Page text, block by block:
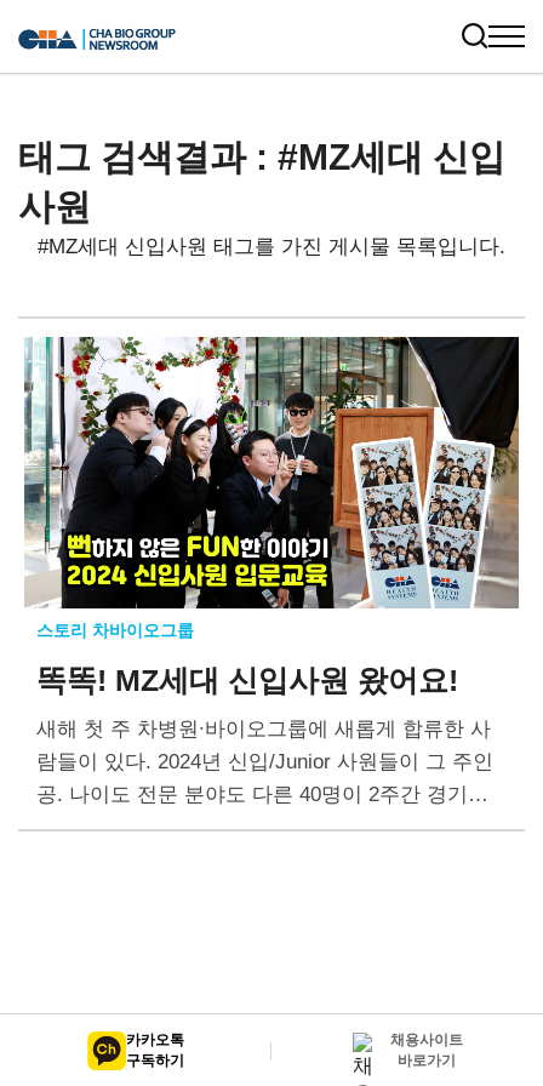
태그 검색결과 : #MZ세대 신입
사원
#MZ세대 신입사원 태그를 가진 게시물 목록입니다.
스토리 차바이오그룹
똑똑! MZ세대 신입사원 왔어요!
새해 첫 주 차병원∙바이오그룹에 새롭게 합류한 사
람들이 있다. 2024년 신입/Junior 사원들이 그 주인
공. 나이도 전문 분야도 다른 40명이 2주간 경기도
용인에 있는 ABL 연수원에서 함께 생활하며 회사의
카카오톡
구독하기
채용사이트
바로가기